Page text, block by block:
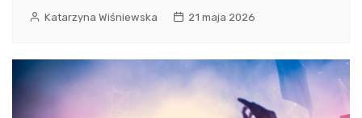
Katarzyna Wiśniewska 21 maja 2026